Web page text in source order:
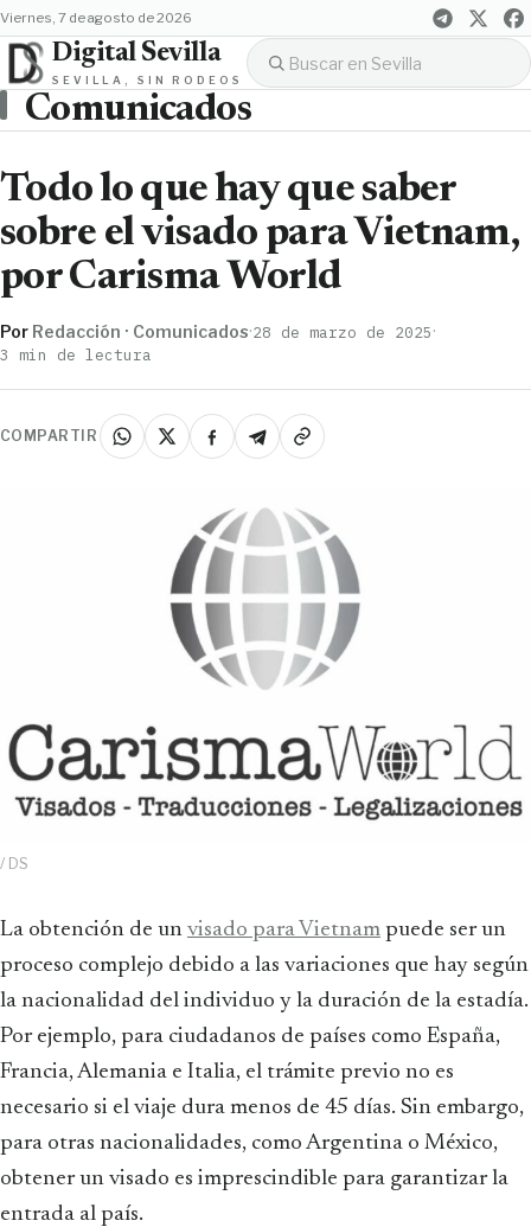
viernes, 7 de agosto de 2026
Digital Sevilla
SEVILLA, SIN RODEOS
Comunicados
Todo lo que hay que saber
sobre el visado para Vietnam,
por Carisma World
Por Redacción · Comunicados·28 de marzo de 2025·
3 min de lectura
COMPARTIR
/ DS
La obtención de un visado para Vietnam puede ser un
proceso complejo debido a las variaciones que hay según
la nacionalidad del individuo y la duración de la estadía.
Por ejemplo, para ciudadanos de países como España,
Francia, Alemania e Italia, el trámite previo no es
necesario si el viaje dura menos de 45 días. Sin embargo,
para otras nacionalidades, como Argentina o México,
obtener un visado es imprescindible para garantizar la
entrada al país.